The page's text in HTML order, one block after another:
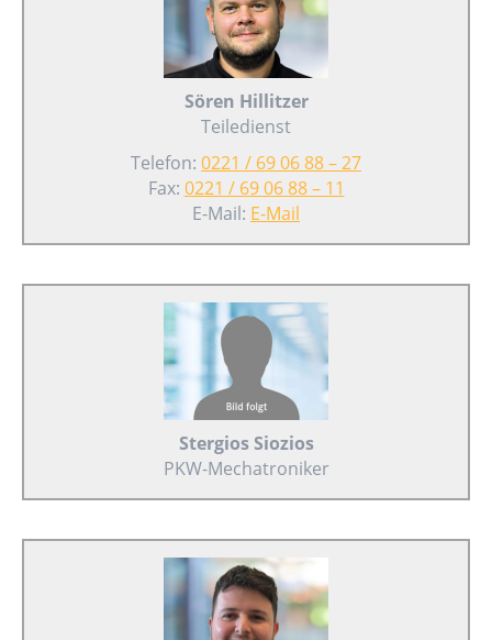
Sören Hillitzer
Teiledienst
Telefon: 0221 / 69 06 88 – 27
Fax: 0221 / 69 06 88 – 11
E-Mail: E-Mail
Stergios Siozios
PKW-Mechatroniker